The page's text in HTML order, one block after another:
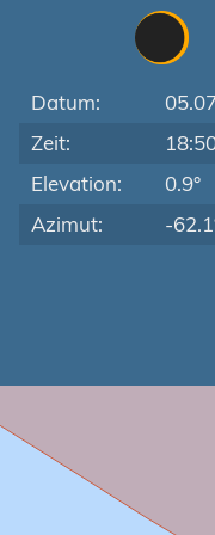
Datum:
Zeit:
Elevation:
0.9°
Azimut:
-